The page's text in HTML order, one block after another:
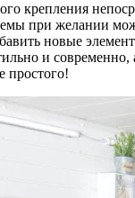
крепления
при желании
новые
и современно,
простого!